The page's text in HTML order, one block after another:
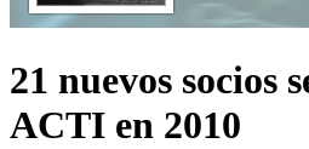
21 nuevos socios
ACTI en 2010